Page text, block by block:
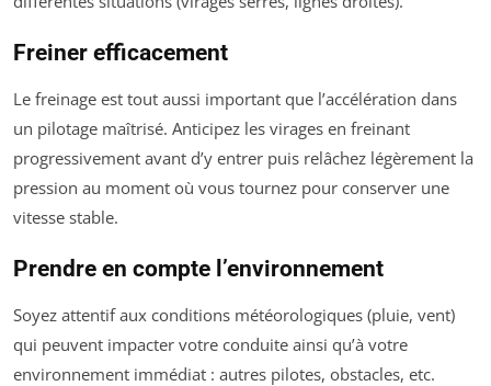
Freiner efficacement
Le freinage est tout aussi important que l’accélération dans
un pilotage maîtrisé. Anticipez les virages en freinant
progressivement avant d’y entrer puis relâchez légèrement la
pression au moment où vous tournez pour conserver une
vitesse stable.
Prendre en compte l’environnement
Soyez attentif aux conditions météorologiques (pluie, vent)
qui peuvent impacter votre conduite ainsi qu’à votre
environnement immédiat : autres pilotes, obstacles, etc.